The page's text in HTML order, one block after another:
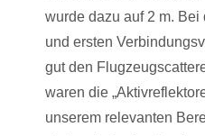
wurde dazu auf 2 m.
und ersten
gut den
waren die
unserem relevanten